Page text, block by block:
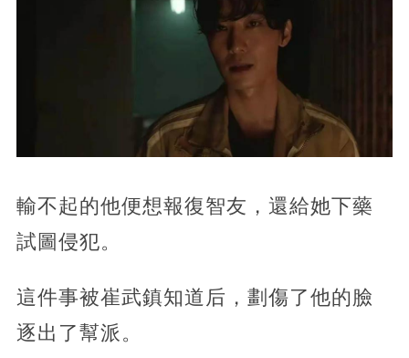
輸不起的他便想報復智友，還給她下藥
試圖侵犯。
這件事被崔武鎮知道后，劃傷了他的臉
逐出了幫派。